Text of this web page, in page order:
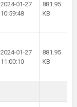
2024-01-27
10:59:48
881.95
KB
2024-01-27
11:00:10
881.95
KB